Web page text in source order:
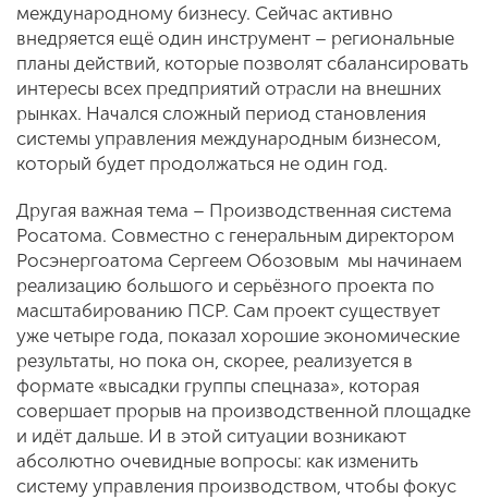
международному бизнесу. Сейчас активно
внедряется ещё один инструмент – региональные
планы действий, которые позволят сбалансировать
интересы всех предприятий отрасли на внешних
рынках. Начался сложный период становления
системы управления международным бизнесом,
который будет продолжаться не один год.
Другая важная тема – Производственная система
Росатома. Совместно с генеральным директором
Росэнергоатома Сергеем Обозовым мы начинаем
реализацию большого и серьёзного проекта по
масштабированию ПСР. Сам проект существует
уже четыре года, показал хорошие экономические
результаты, но пока он, скорее, реализуется в
формате «высадки группы спецназа», которая
совершает прорыв на производственной площадке
и идёт дальше. И в этой ситуации возникают
абсолютно очевидные вопросы: как изменить
систему управления производством, чтобы фокус